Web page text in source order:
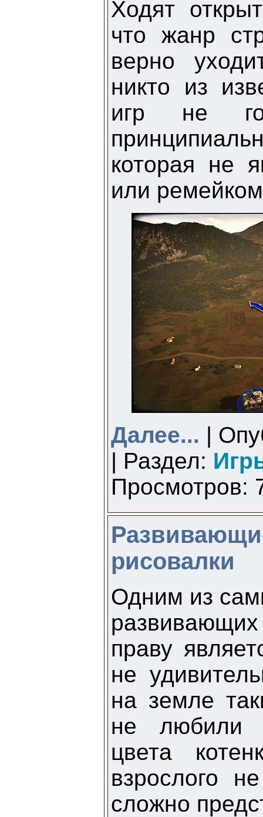
Ходят
что жанр
верно
никто из
игр не
которая не
или
Далее... |
| Раздел:
Просмотров:
рисовалки
Одним из
праву
не
на земле
не любили
цвета
взрослого
сложно